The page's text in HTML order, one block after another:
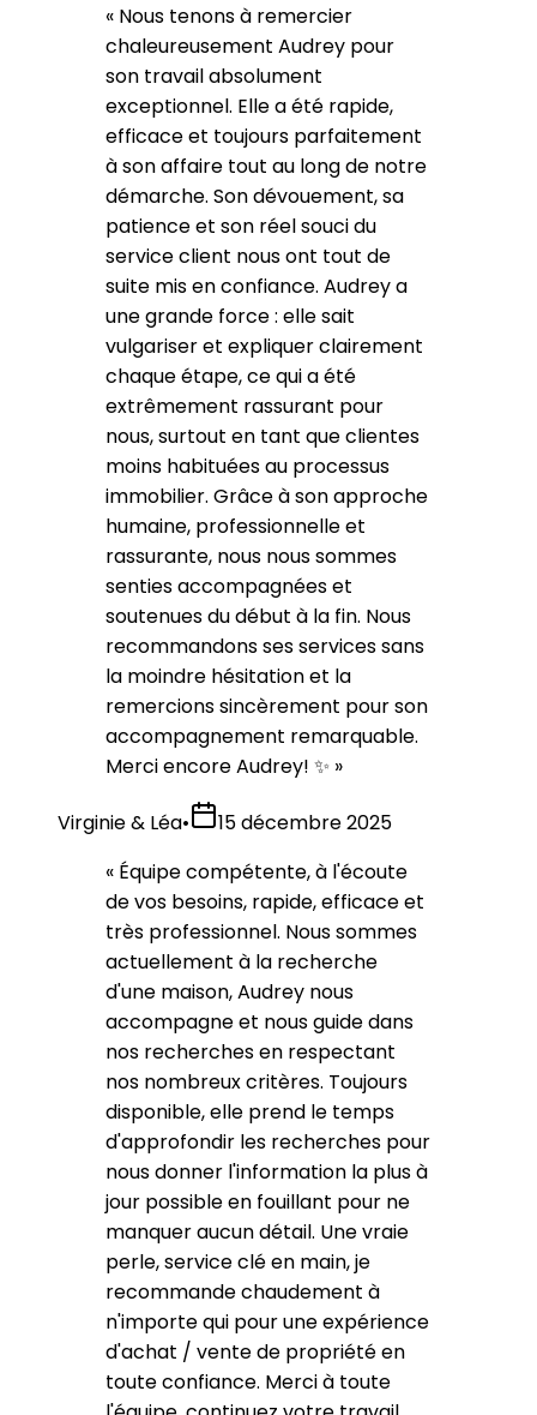
« Nous tenons à remercier
chaleureusement Audrey pour
son travail absolument
exceptionnel. Elle a été rapide,
efficace et toujours parfaitement
à son affaire tout au long de notre
démarche. Son dévouement, sa
patience et son réel souci du
service client nous ont tout de
suite mis en confiance. Audrey a
une grande force : elle sait
vulgariser et expliquer clairement
chaque étape, ce qui a été
extrêmement rassurant pour
nous, surtout en tant que clientes
moins habituées au processus
immobilier. Grâce à son approche
humaine, professionnelle et
rassurante, nous nous sommes
senties accompagnées et
soutenues du début à la fin. Nous
recommandons ses services sans
la moindre hésitation et la
remercions sincèrement pour son
accompagnement remarquable.
Merci encore Audrey! ✨ »
Virginie & Léa•
15 décembre 2025
« Équipe compétente, à l'écoute
de vos besoins, rapide, efficace et
très professionnel. Nous sommes
actuellement à la recherche
d'une maison, Audrey nous
accompagne et nous guide dans
nos recherches en respectant
nos nombreux critères. Toujours
disponible, elle prend le temps
d'approfondir les recherches pour
nous donner l'information la plus à
jour possible en fouillant pour ne
manquer aucun détail. Une vraie
perle, service clé en main, je
recommande chaudement à
n'importe qui pour une expérience
d'achat / vente de propriété en
toute confiance. Merci à toute